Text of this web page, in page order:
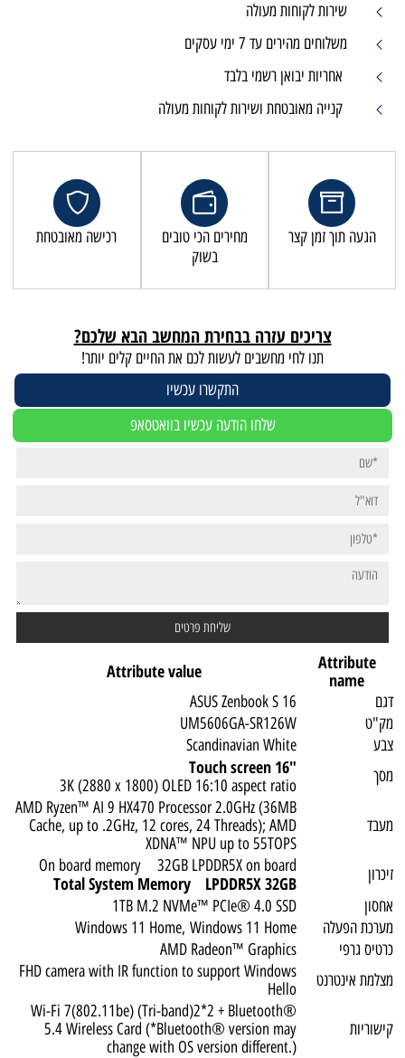
שירות לקוחות מעולה
משלוחים מהירים עד 7 ימי עסקים
אחריות יבואן רשמי בלבד
קנייה מאובטחת ושירות לקוחות מעולה
הגעה תוך זמן קצר
מחירים הכי טובים
בשוק
רכישה מאובטחת
צריכים עזרה בבחירת המחשב הבא שלכם?
תנו לחי מחשבים לעשות לכם את החיים קלים יותר!
התקשרו עכשיו
שלחו הודעה עכשיו בוואטסאפ
Attribute
name
Attribute value
דגם
ASUS Zenbook S 16
מק"ט
UM5606GA-SR126W
צבע
Scandinavian White
מסך
"16 Touch screen
3K (2880 x 1800) OLED 16:10 aspect ratio
מעבד
AMD Ryzen™ AI 9 HX470 Processor 2.0GHz (36MB
Cache, up to .2GHz, 12 cores, 24 Threads); AMD
XDNA™ NPU up to 55TOPS
זיכרון
On board memory 32GB LPDDR5X on board
Total System Memory LPDDR5X 32GB
אחסון
1TB M.2 NVMe™ PCIe® 4.0 SSD
מערכת הפעלה
Windows 11 Home, Windows 11 Home
כרטיס גרפי
AMD Radeon™ Graphics
מצלמת אינטרנט
FHD camera with IR function to support Windows
Hello
קישוריות
Wi-Fi 7(802.11be) (Tri-band)2*2 + Bluetooth®
5.4 Wireless Card (*Bluetooth® version may
change with OS version different.)